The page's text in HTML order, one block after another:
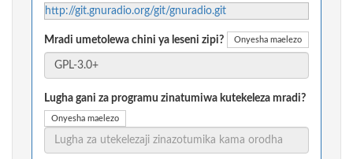
http://git.gnuradio.org/git/gnuradio.git
Mradi umetolewa chini ya leseni zipi? Onyesha maelezo
Lugha gani za programu zinatumiwa kutekeleza mradi?
Onyesha maelezo